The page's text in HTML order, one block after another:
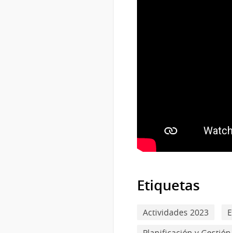
Etiquetas
Actividades 2023